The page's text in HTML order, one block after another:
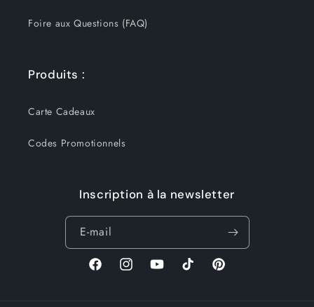
Foire aux Questions (FAQ)
Produits :
Carte Cadeaux
Codes Promotionnels
Inscription à la newsletter
E-mail
FacebookInstagramYouTubeTikTok Pinterest